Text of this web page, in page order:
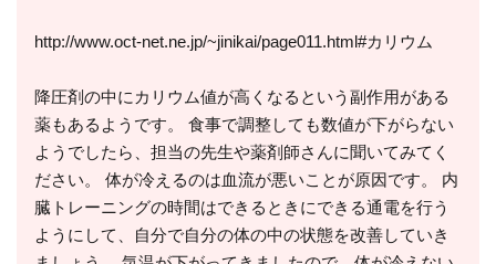
http://www.oct-net.ne.jp/~jinikai/page011.html#カリウム
降圧剤の中にカリウム値が高くなるという副作用がある
薬もあるようです。 食事で調整しても数値が下がらない
ようでしたら、担当の先生や薬剤師さんに聞いてみてく
ださい。 体が冷えるのは血流が悪いことが原因です。 内
臓トレーニングの時間はできるときにできる通電を行う
ようにして、自分で自分の体の中の状態を改善していき